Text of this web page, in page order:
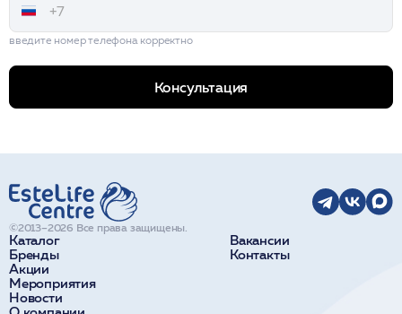
введите номер телефона корректно
Консультация
Каталог
Бренды
Акции
Мероприятия
Новости
Вакансии
Контакты
©2013–2026 Все права защищены.